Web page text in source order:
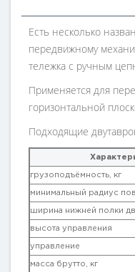
Есть несколько
передвижному
тележка с ручным
Применяется для
горизонтальной
Подходящие
грузоподъёмность, кг
минимальный радиус
ширина нижней полки
высота управления
управление
масса брутто, кг